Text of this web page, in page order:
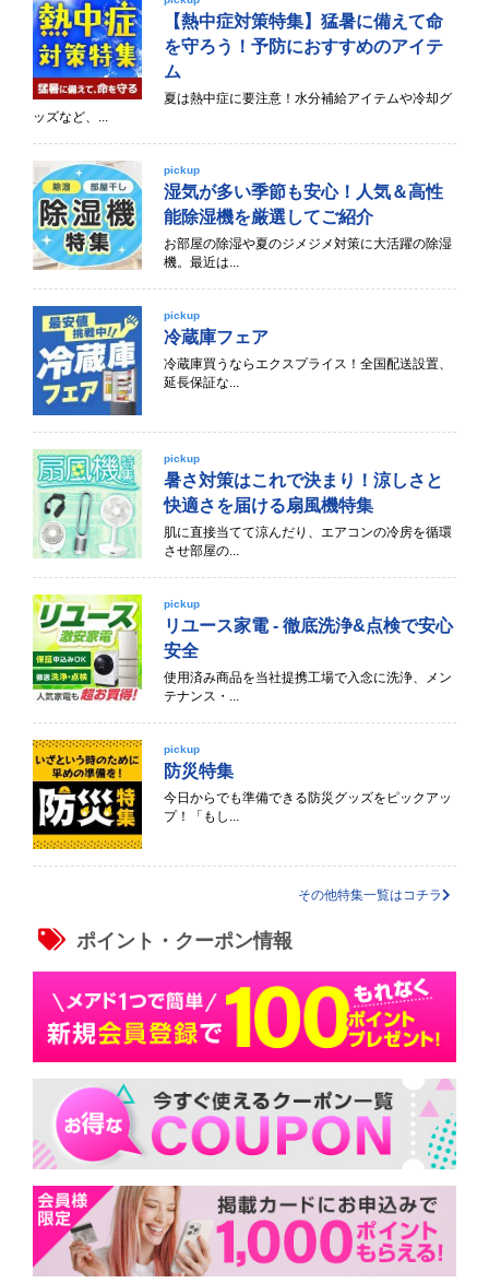
【熱中症対策特集】猛暑に備えて命
を守ろう！予防におすすめのアイテ
ム
夏は熱中症に要注意！水分補給アイテムや冷却グ
ッズなど、...
pickup
湿気が多い季節も安心！人気＆高性
能除湿機を厳選してご紹介
お部屋の除湿や夏のジメジメ対策に大活躍の除湿
機。最近は...
pickup
冷蔵庫フェア
冷蔵庫買うならエクスプライス！全国配送設置、
延長保証な...
pickup
暑さ対策はこれで決まり！涼しさと
快適さを届ける扇風機特集
肌に直接当てて涼んだり、エアコンの冷房を循環
させ部屋の...
pickup
リユース家電 - 徹底洗浄&点検で安心
安全
使用済み商品を当社提携工場で入念に洗浄、メン
テナンス・...
pickup
防災特集
今日からでも準備できる防災グッズをピックアッ
プ！「もし...
その他特集一覧はコチラ
ポイント・クーポン情報